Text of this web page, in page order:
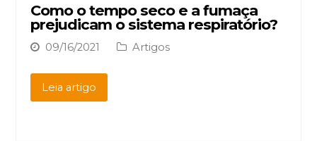
Como o tempo seco e a fumaça
prejudicam o sistema respiratório?
09/16/2021 Artigos
Leia artigo